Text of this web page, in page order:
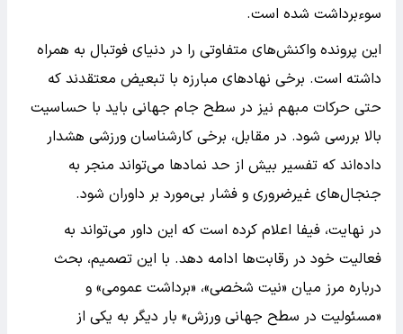
سوءبرداشت شده است.
این پرونده واکنش‌های متفاوتی را در دنیای فوتبال به همراه
داشته است. برخی نهادهای مبارزه با تبعیض معتقدند که
حتی حرکات مبهم نیز در سطح جام جهانی باید با حساسیت
بالا بررسی شود. در مقابل، برخی کارشناسان ورزشی هشدار
داده‌اند که تفسیر بیش از حد نمادها می‌تواند منجر به
جنجال‌های غیرضروری و فشار بی‌مورد بر داوران شود.
در نهایت، فیفا اعلام کرده است که این داور می‌تواند به
فعالیت خود در رقابت‌ها ادامه دهد. با این تصمیم، بحث
درباره مرز میان «نیت شخصی»، «برداشت عمومی» و
«مسئولیت در سطح جهانی ورزش» بار دیگر به یکی از